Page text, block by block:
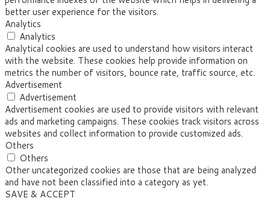
better user experience for the visitors.
Analytics
Analytics
Analytical cookies are used to understand how visitors interact
with the website. These cookies help provide information on
metrics the number of visitors, bounce rate, traffic source, etc.
Advertisement
Advertisement
Advertisement cookies are used to provide visitors with relevant
ads and marketing campaigns. These cookies track visitors across
websites and collect information to provide customized ads.
Others
Others
Other uncategorized cookies are those that are being analyzed
and have not been classified into a category as yet.
SAVE & ACCEPT